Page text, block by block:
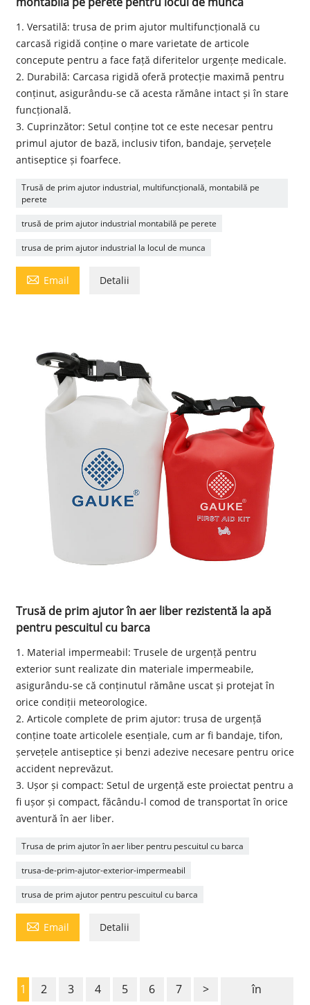
1. Versatilă: trusa de prim ajutor multifuncțională cu
carcasă rigidă conține o mare varietate de articole
concepute pentru a face față diferitelor urgențe medicale.
2. Durabilă: Carcasa rigidă oferă protecție maximă pentru
conținut, asigurându-se că acesta rămâne intact și în stare
funcțională.
3. Cuprinzător: Setul conține tot ce este necesar pentru
primul ajutor de bază, inclusiv tifon, bandaje, șervețele
antiseptice și foarfece.
Trusă de prim ajutor industrial, multifuncțională, montabilă pe
perete
trusă de prim ajutor industrial montabilă pe perete
trusa de prim ajutor industrial la locul de munca
 Email Detalii
Trusă de prim ajutor în aer liber rezistentă la apă
pentru pescuitul cu barca
1. Material impermeabil: Trusele de urgență pentru
exterior sunt realizate din materiale impermeabile,
asigurându-se că conținutul rămâne uscat și protejat în
orice condiții meteorologice.
2. Articole complete de prim ajutor: trusa de urgență
conține toate articolele esențiale, cum ar fi bandaje, tifon,
șervețele antiseptice și benzi adezive necesare pentru orice
accident neprevăzut.
3. Ușor și compact: Setul de urgență este proiectat pentru a
fi ușor și compact, făcându-l comod de transportat în orice
aventură în aer liber.
Trusa de prim ajutor în aer liber pentru pescuitul cu barca
trusa-de-prim-ajutor-exterior-impermeabil
trusa de prim ajutor pentru pescuitul cu barca
 Email Detalii
1 2 3 4 5 6 7 >
în